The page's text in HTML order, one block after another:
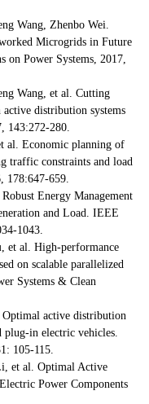
Wang, Zhenbo Wei.
Microgrids in Future
Power Systems, 2017,
Wang, et al. Cutting
distribution systems
143:272-280.
al. Economic planning of
traffic constraints and load
178:647-659.
Energy Management
and Load. IEEE
1043.
, et al. High-performance
on scalable parallelized
Systems & Clean
Optimal active distribution
plug-in electric vehicles.
105-115.
et al. Optimal Active
Power Components